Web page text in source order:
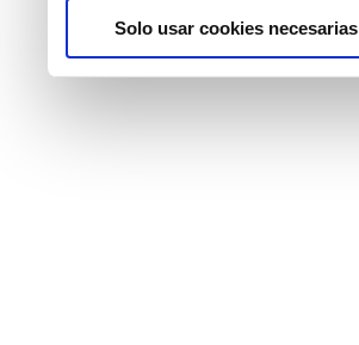
Solo usar cookies necesarias